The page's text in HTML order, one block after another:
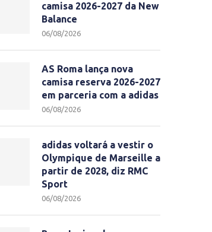
camisa 2026-2027 da New
Balance
06/08/2026
AS Roma lança nova
camisa reserva 2026-2027
em parceria com a adidas
06/08/2026
adidas voltará a vestir o
Olympique de Marseille a
partir de 2028, diz RMC
Sport
06/08/2026